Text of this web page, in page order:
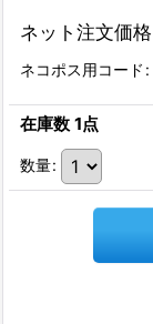
ネット注文価格
ネコポス用コード :
在庫数 1点
数量: